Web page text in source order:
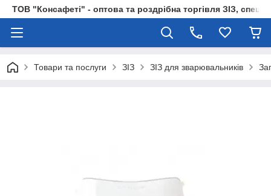
ТОВ "Консафеті" - оптова та роздрібна торгівля ЗІЗ,
Товари та послуги ЗІЗ ЗІЗ для зварювальників